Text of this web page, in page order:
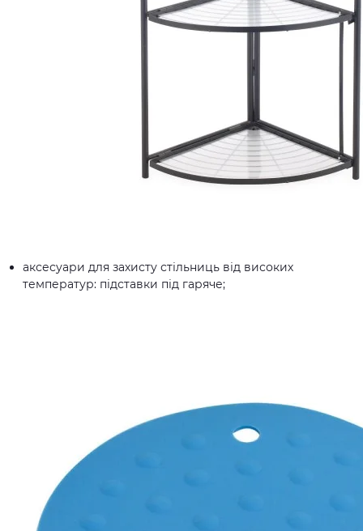
аксесуари для захисту стільниць від високих
температур: підставки під гаряче;